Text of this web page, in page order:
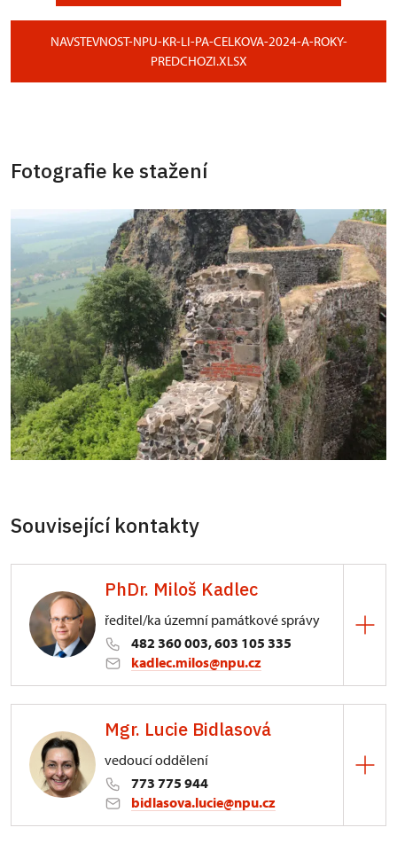
NAVSTEVNOST-NPU-KR-LI-PA-CELKOVA-2024-A-ROKY-
PREDCHOZI.XLSX
Fotografie ke stažení
Související kontakty
PhDr. Miloš Kadlec
ředitel/ka územní památkové správy
482 360 003, 603 105 335
kadlec.milos@npu.cz
3/, Sychrov 3
Mgr. Lucie Bidlasová
vedoucí oddělení
773 775 944
bidlasova.lucie@npu.cz